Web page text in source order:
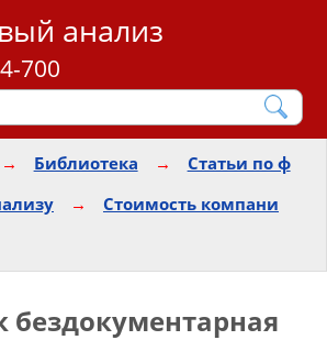
анализ
700
→ Библиотека →
Статьи по ф
→
Стоимость компани
бездокументарная